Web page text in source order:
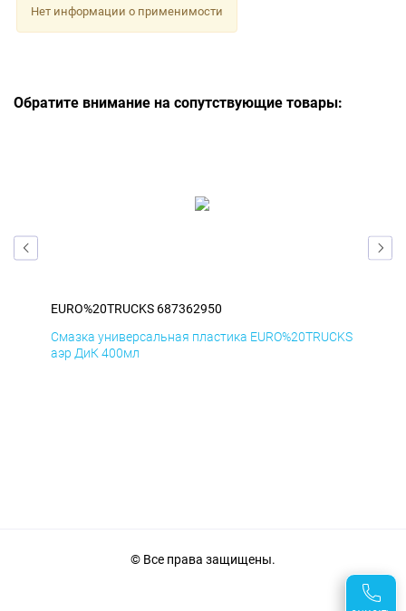
Нет информации о применимости
Обратите внимание на сопутствующие товары:
EURO%20TRUCKS 687362950
Смазка универсальная пластика EURO%20TRUCKS
аэр ДиК 400мл
© Все права защищены.